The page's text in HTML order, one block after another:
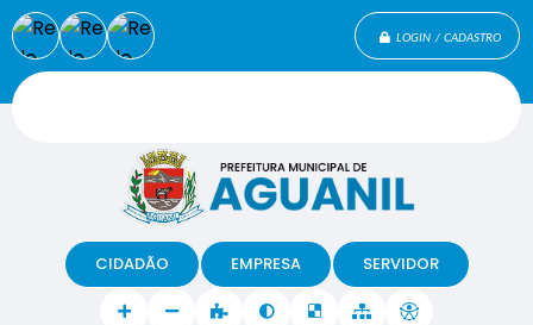
LOGIN / CADASTRO
CIDADÃO EMPRESA SERVIDOR